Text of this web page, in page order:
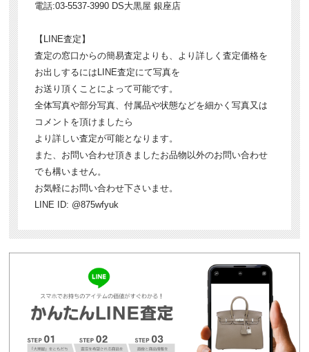
電話:03-5537-3990 DS大黒屋 銀座店
【LINE査定】
査定の窓口からの簡易査定よりも、より詳しく査定価格を
お出しするにはLINE査定にて写真を
お送り頂くことによって可能です。
全体写真や部分写真、付属品や状態などを細かく写真又は
コメントを頂けましたら
より詳しい査定が可能となります。
また、お問い合わせ頂きましたお品物以外のお問い合わせ
でも構いません。
お気軽にお問い合わせ下さいませ。
LINE ID: @875wfyuk